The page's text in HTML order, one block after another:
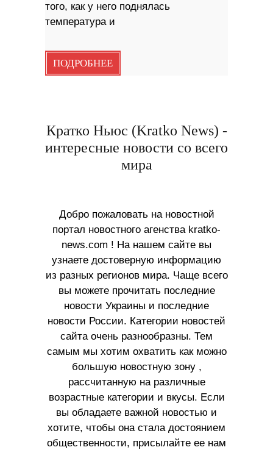
того, как у него поднялась
температура и
ПОДРОБНЕЕ
Кратко Ньюс (Kratko News) -
интересные новости со всего
мира
Добро пожаловать на новостной
портал новостного агенства kratko-
news.com ! На нашем сайте вы
узнаете достоверную информацию
из разных регионов мира. Чаще всего
вы можете прочитать последние
новости Украины и последние
новости России. Категории новостей
сайта очень разнообразны. Тем
самым мы хотим охватить как можно
большую новостную зону ,
рассчитанную на различные
возрастные категории и вкусы. Если
вы обладаете важной новостью и
хотите, чтобы она стала достоянием
общественности, присылайте ее нам